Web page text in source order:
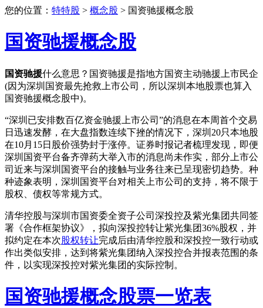
您的位置： 特特股 > 概念股 > 国资驰援概念股
国资驰援概念股
国资驰援什么意思？国资驰援是指地方国资主动驰援上市民企
(因为深圳国资最先抢救上市公司，所以深圳本地股票也算入
国资驰援概念股中)。
“深圳已安排数百亿资金驰援上市公司”的消息在本周首个交易
日迅速发酵，在大盘指数连续下挫的情况下，深圳20只本地股
在10月15日股价强势封于涨停。证券时报记者梳理发现，即便
深圳国资平台备齐弹药大举入市的消息尚未作实，部分上市公
司近来与深圳国资平台的接触与业务往来已呈现密切趋势。种
种迹象表明，深圳国资平台对相关上市公司的支持，将不限于
股权、债权等常规方式。
清华控股与深圳市国资委全资子公司深投控及紫光集团共同签
署《合作框架协议》，拟向深投控转让紫光集团36%股权，并
拟约定在本次股权转让完成后由清华控股和深投控一致行动或
作出类似安排，达到将紫光集团纳入深投控合并报表范围的条
件，以实现深投控对紫光集团的实际控制。
国资驰援概念股票一览表